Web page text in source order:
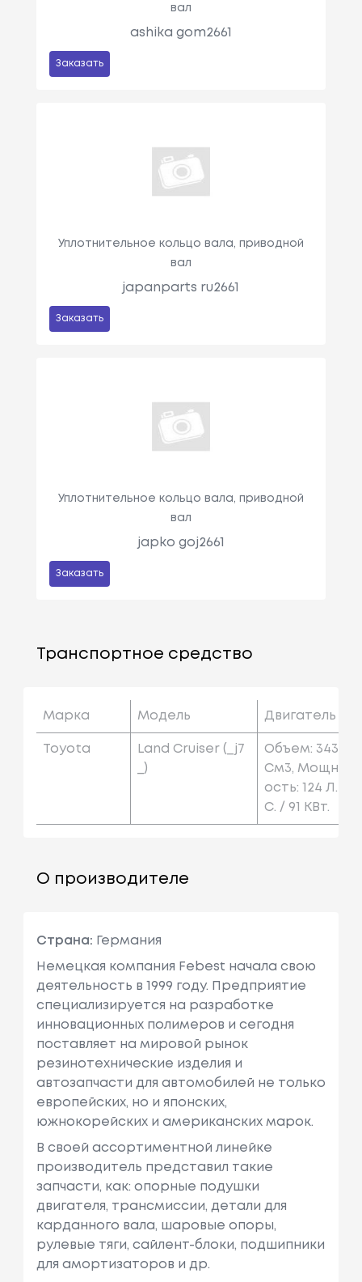
вал
ashika gom2661
Заказать
Уплотнительное кольцо вала, приводной
вал
japanparts ru2661
Заказать
Уплотнительное кольцо вала, приводной
вал
japko goj2661
Заказать
Транспортное средство
Марка Модель Двигатель
Toyota
Land Cruiser (_j7
_)
Объем: 3431
См3, Мощн
Ость: 124 Л.
С. / 91 КВт.
О производителе
Страна: Германия
Немецкая компания Febest начала свою
деятельность в 1999 году. Предприятие
специализируется на разработке
инновационных полимеров и сегодня
поставляет на мировой рынок
резинотехнические изделия и
автозапчасти для автомобилей не только
европейских, но и японских,
южнокорейских и американских марок.
В своей ассортиментной линейке
производитель представил такие
запчасти, как: опорные подушки
двигателя, трансмиссии, детали для
карданного вала, шаровые опоры,
рулевые тяги, сайлент-блоки, подшипники
для амортизаторов и др.